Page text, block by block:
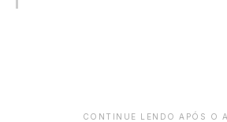
CONTINUE LENDO APÓS O